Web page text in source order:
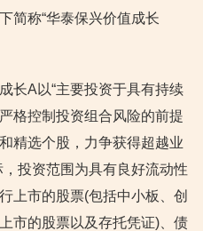
简称“华泰保兴价值成长
长A以“主要投资于具有持续
格控制投资组合风险的前提
精选个股，力争获得超越业
投资范围为具有良好流动性
上市的股票(包括中小板、创
市的股票以及存托凭证)、债